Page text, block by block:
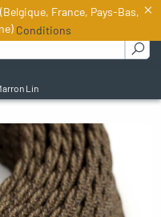
FR
Lin
France, Pays-Bas,
Conditions
×